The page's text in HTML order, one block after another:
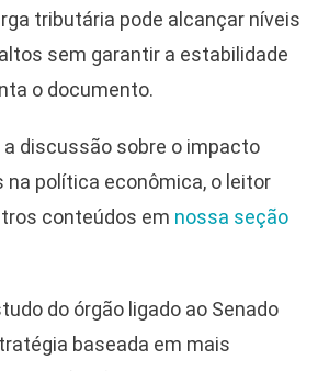
tributária pode alcançar níveis
sem garantir a estabilidade
o documento.
a discussão sobre o impacto
na política econômica, o leitor
conteúdos em nossa seção
do órgão ligado ao Senado
baseada em mais